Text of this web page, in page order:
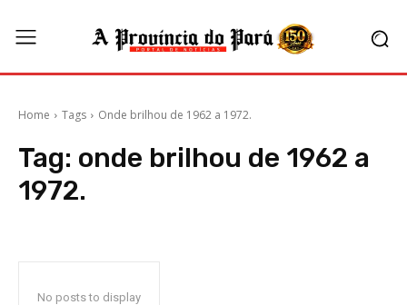
Home Tags Onde brilhou de 1962 a 1972.
Tag: onde brilhou de 1962 a
1972.
No posts to display